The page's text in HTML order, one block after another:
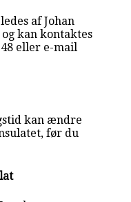
af Johan
kan kontaktes
48 eller e-mail
kan ændre
før du